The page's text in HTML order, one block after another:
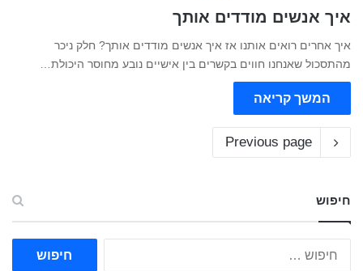
איך אנשים מודדים אותך
איך אחרים רואים אותנו אז איך אנשים מודדים אותך? חלק ניכר
מהתסכול שאנחנו חווים בקשרים בין אישיים נובע מחוסר היכולת…
המשך קריאה
Previous page
חיפוש